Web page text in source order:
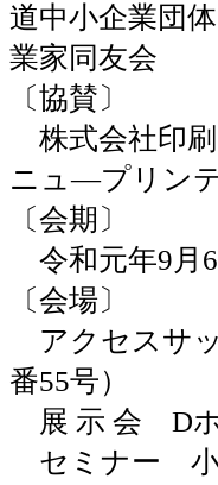
道中小企業団
業家同友会
〔協賛〕
株式会社印刷
ニュ―プリン
〔会期〕
令和元年9月6
〔会場〕
アクセスサ
番55号）
展 示 会 D
セミナー 小